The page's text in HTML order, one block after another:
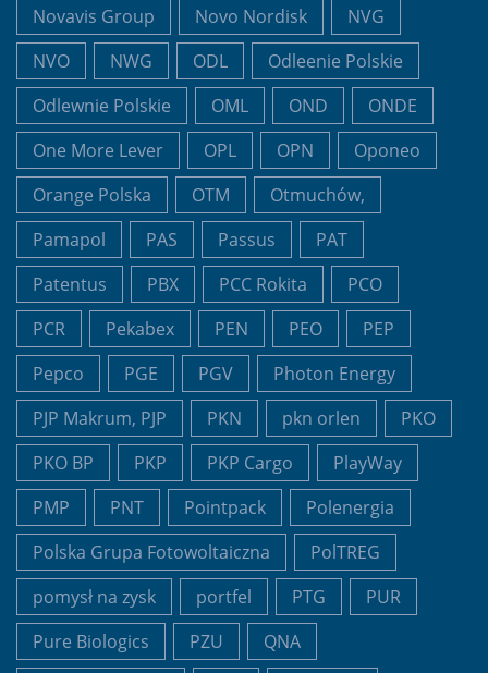
Novavis Group
Novo Nordisk
NVG
NVO
NWG ODL
Odleenie Polskie
Odlewnie Polskie
OML OND
ONDE
One More Lever
OPL OPN
Oponeo
Orange Polska
OTM
Otmuchów,
Pamapol
PAS Passus
PAT
Patentus
PBX PCC Rokita
PCO
PCR
Pekabex PEN PEO
PEP
Pepco
PGE PGV
Photon Energy
PJP Makrum, PJP
PKN pkn orlen
PKO
PKO BP
PKP PKP Cargo
PlayWay
PMP
PNT Pointpack
Polenergia
Polska Grupa Fotowoltaiczna
PolTREG
pomysł na zysk
portfel PTG
PUR
Pure Biologics
PZU
QNA